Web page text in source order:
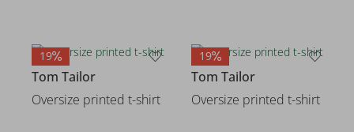
19
Tom Tailor
Oversize printed t-shirt
19
Tom Tailor
Oversize printed t-shirt